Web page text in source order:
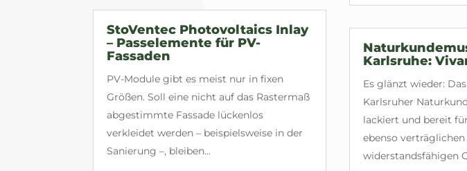
StoVentec Photovoltaics Inlay
– Passelemente für PV-
Fassaden
PV-Module gibt es meist nur in fixen
Größen. Soll eine nicht auf das Rastermaß
abgestimmte Fassade lückenlos
verkleidet werden – beispielsweise in der
Sanierung –, bleiben...
Karlsruhe:
Es glänzt wieder:
Karlsruher
lackiert und bereit
ebenso verträglichen
widerstandsfähigen